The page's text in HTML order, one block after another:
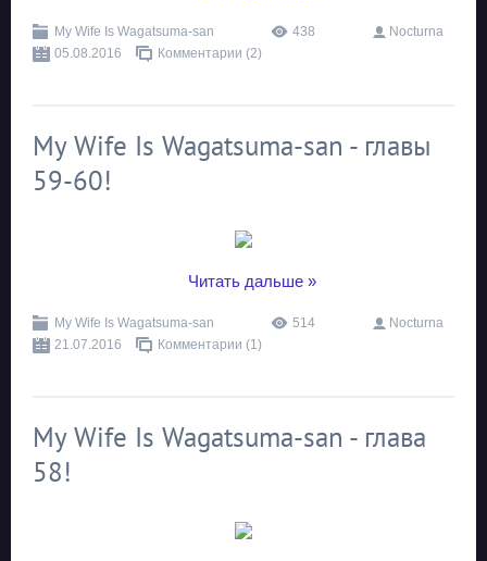
My Wife Is Wagatsuma-san 438
Nocturna
05.08.2016
Комментарии (2)
My Wife Is Wagatsuma-san - главы
59-60!
Читать дальше »
My Wife Is Wagatsuma-san 514
Nocturna
21.07.2016
Комментарии (1)
My Wife Is Wagatsuma-san - глава
58!